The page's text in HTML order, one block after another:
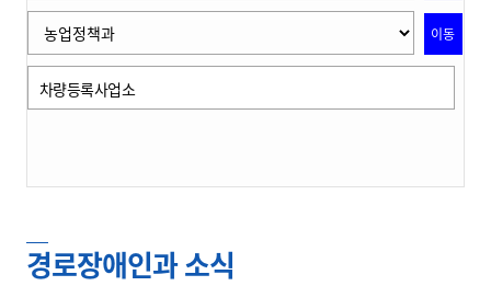
이동
차량등록사업소
경로장애인과 소식